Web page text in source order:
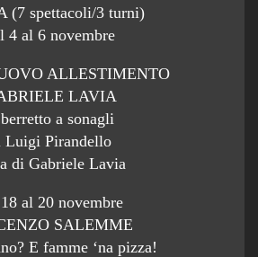
(7 spettacoli/3 turni)
4 al 6 novembre
ALLESTIMENTO
LAVIA
a sonagli
Luigi Pirandello
di Gabriele Lavia
al 20 novembre
SALEMME
E famme ‘na pizza!